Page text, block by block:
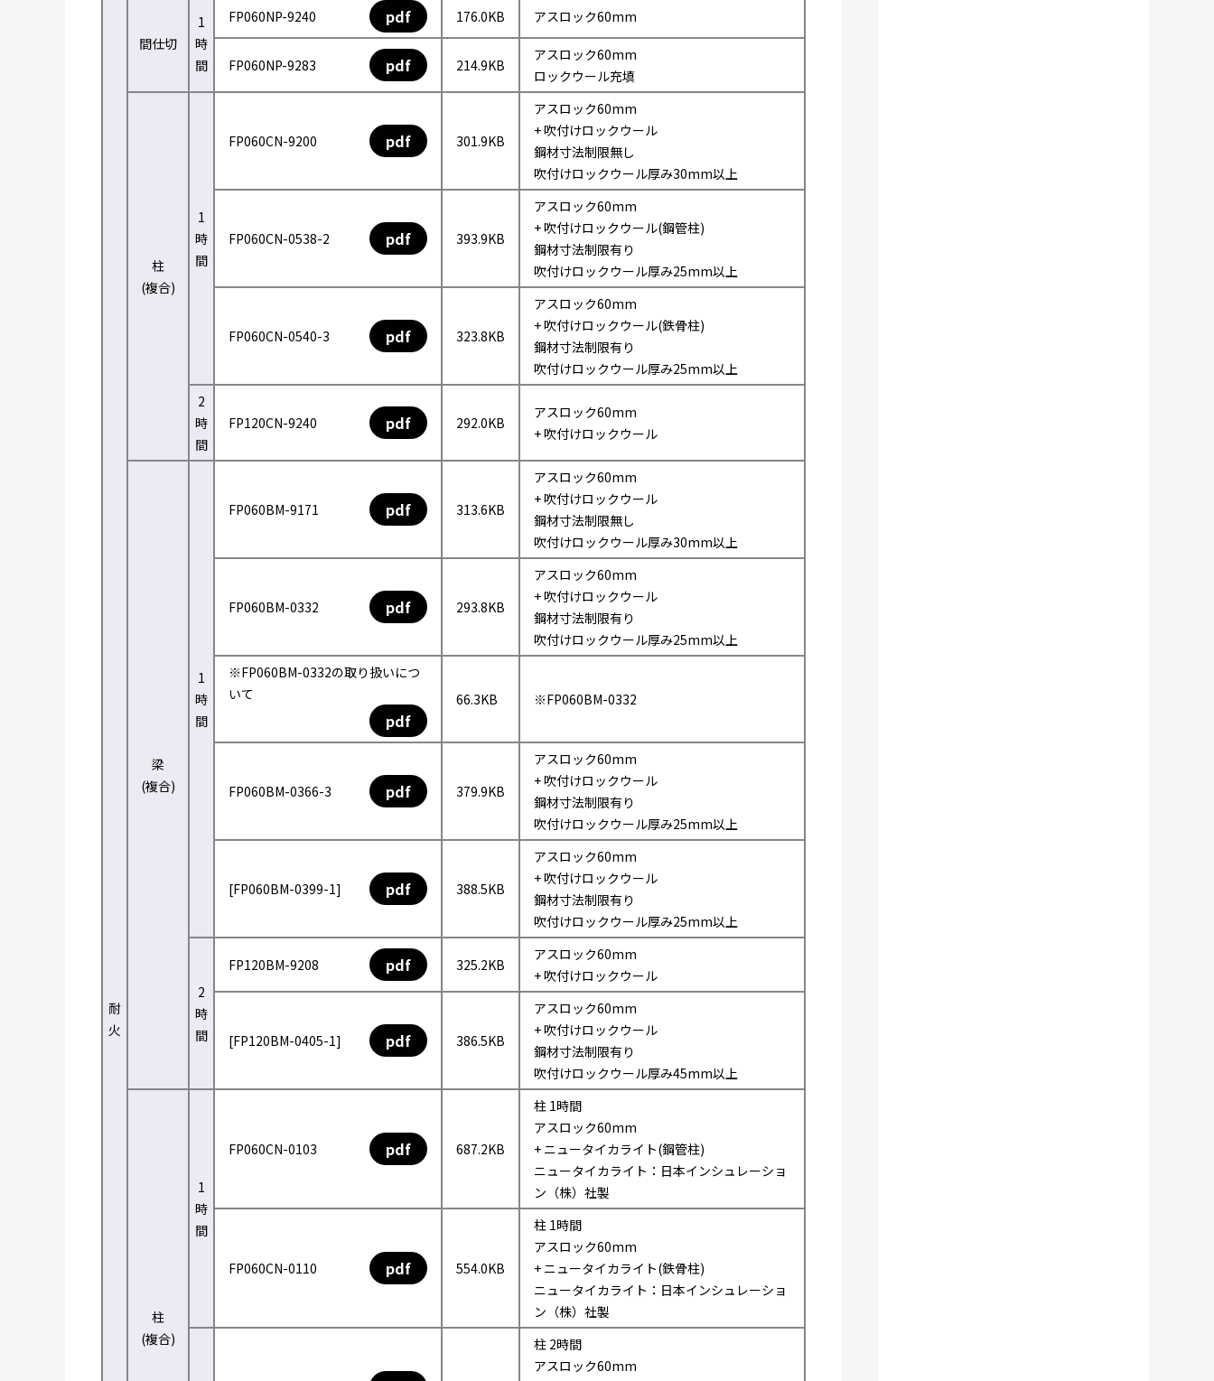
耐
火
間仕切
1
時
間
FP060NP-9240 pdf 176.0KB アスロック60mm
FP060NP-9283 pdf 214.9KB
アスロック60mm
ロックウール充填
柱
(複合)
1
時
間
FP060CN-9200 pdf 301.9KB
アスロック60mm
+ 吹付けロックウール
鋼材寸法制限無し
吹付けロックウール厚み30mm以上
FP060CN-0538-2 pdf 393.9KB
アスロック60mm
+ 吹付けロックウール(鋼管柱)
鋼材寸法制限有り
吹付けロックウール厚み25mm以上
FP060CN-0540-3 pdf 323.8KB
アスロック60mm
+ 吹付けロックウール(鉄骨柱)
鋼材寸法制限有り
吹付けロックウール厚み25mm以上
2
時
間
FP120CN-9240 pdf 292.0KB
アスロック60mm
+ 吹付けロックウール
梁
(複合)
1
時
間
FP060BM-9171 pdf 313.6KB
アスロック60mm
+ 吹付けロックウール
鋼材寸法制限無し
吹付けロックウール厚み30mm以上
FP060BM-0332 pdf 293.8KB
アスロック60mm
+ 吹付けロックウール
鋼材寸法制限有り
吹付けロックウール厚み25mm以上
※FP060BM-0332の取り扱いにつ
いて
pdf
66.3KB ※FP060BM-0332
FP060BM-0366-3 pdf 379.9KB
アスロック60mm
+ 吹付けロックウール
鋼材寸法制限有り
吹付けロックウール厚み25mm以上
[FP060BM-0399-1] pdf 388.5KB
アスロック60mm
+ 吹付けロックウール
鋼材寸法制限有り
吹付けロックウール厚み25mm以上
2
時
間
FP120BM-9208 pdf 325.2KB
アスロック60mm
+ 吹付けロックウール
[FP120BM-0405-1] pdf 386.5KB
アスロック60mm
+ 吹付けロックウール
鋼材寸法制限有り
吹付けロックウール厚み45mm以上
柱
(複合)
1
時
間
FP060CN-0103 pdf 687.2KB
柱 1時間
アスロック60mm
+ ニュータイカライト(鋼管柱)
ニュータイカライト：日本インシュレーショ
ン（株）社製
FP060CN-0110 pdf 554.0KB
柱 1時間
アスロック60mm
+ ニュータイカライト(鉄骨柱)
ニュータイカライト：日本インシュレーショ
ン（株）社製
柱 2時間
アスロック60mm